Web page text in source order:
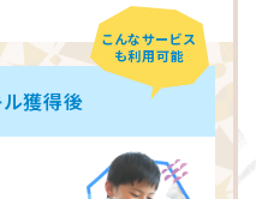
こんなサービス
も利用可能
獲得後
ュニア
教室一覧
ュニア
教室一覧
浦和区
ュニア
教室一覧
ュニア
教室一覧
市
ュニア
教室一覧
崎区
ュニア
教室一覧
東区
ュニア
教室一覧
河区
ュニア
教室一覧
市
ュニア
教室一覧
市
ュニア
教室一覧
灘区
ュニア
教室一覧
京区
ュニア
教室一覧
ュニア
教室一覧
白区
ュニア
教室一覧
区
ュニア
教室一覧
市